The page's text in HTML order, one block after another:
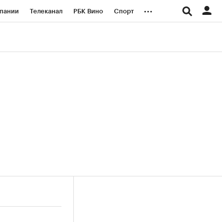
Телеканал РБК Вино Спорт ...